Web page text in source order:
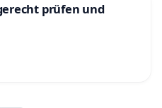
prüfen und